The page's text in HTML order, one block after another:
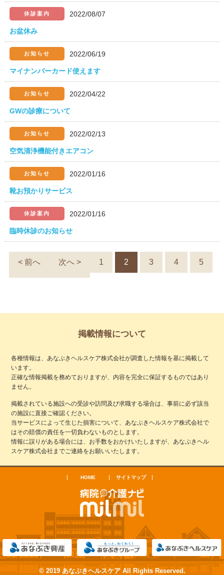
休診案内 2022/08/07
お盆休み
お知らせ 2022/06/19
マイナンバーカード使えます
お知らせ 2022/04/22
GWの診療について
お知らせ 2022/02/13
空気清浄機能付きエアコン
お知らせ 2022/01/16
靴お預かりサービス
休診案内 2022/01/16
臨時休診のお知らせ
< 前へ 1 2 3 4 5
次へ >
掲載情報について
各種情報は、あなぶきヘルスケア株式会社が調査した情報を基に掲載して
います。
正確な情報掲載を務めておりますが、内容を完全に保証するものではあり
ません。
掲載されている施設への受診や訪問及び求職する場合は、事前に必ず該当
の施設に直接ご確認ください。
当サービスによって生じた損害について、あなぶきヘルスケア株式会社で
はその賠償の責任を一切負わないものとします。
情報に誤りがある場合には、お手数をおかけいたしますが、あなぶきヘル
スケア株式会社までご連絡をお願いいたします。
HOME サイトマップ
© 2019 あなぶきヘルスケア All Rights Reserved.